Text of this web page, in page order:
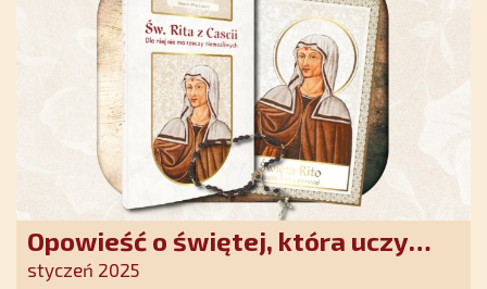
Opowieść o świętej, która uczy
szczerego oddania się Bogu.
styczeń 2025